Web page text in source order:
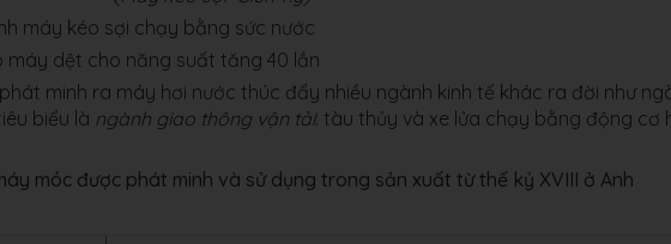
máy kéo sợi chạy bằng sức nước
máy dệt cho năng suất tăng 40 lần
minh ra máy hơi nước thúc đẩy nhiều ngành kinh tế khác ra đời như
biểu là ngành giao thông vận tải: tàu thủy và xe lửa chạy bằng động cơ
móc được phát minh và sử dụng trong sản xuất từ thế kỷ XVIII ở Anh